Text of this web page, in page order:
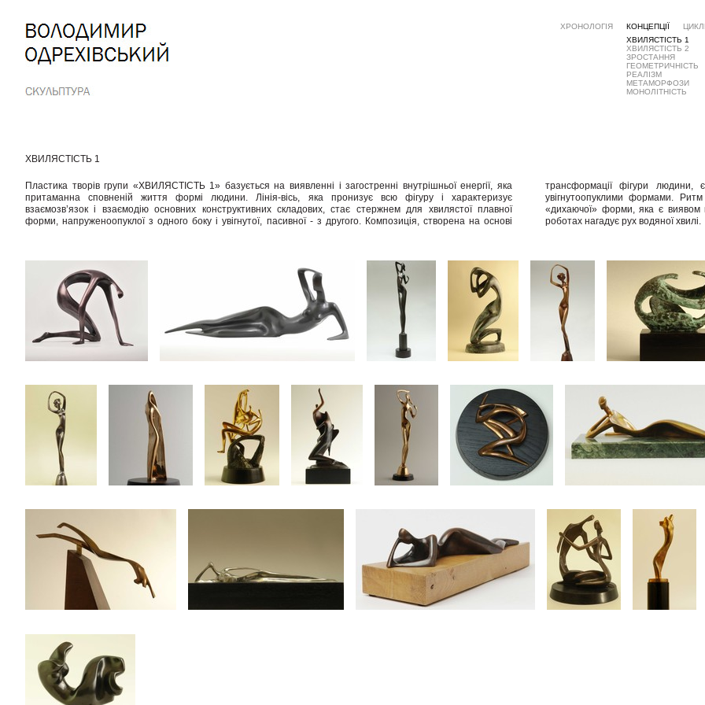
Перейти
до
вмісту.
до
ХРОНОЛОГІЯ
КОНЦЕПЦІЇ
ХВИЛЯСТІСТЬ 1
ХВИЛЯСТІСТЬ 2
ЗРОСТАННЯ
ГЕОМЕТРИЧНІСТЬ
РЕАЛІЗМ
МЕТАМОРФОЗИ
МОНОЛІТНІСТЬ
ХВИЛЯСТІСТЬ 1
Пластика творів групи «ХВИЛЯСТІСТЬ 1» базується на виявленні і загостренні внутрішньої енергії, яка
притаманна сповненій життя формі людини. Лінія-вісь, яка пронизує всю фігуру і характеризує
взаємозв’язок і взаємодію основних конструктивних складових, стає стержнем для хвилястої плавної
форми, напруженоопуклої з одного боку і увігнутої, пасивної - з другого. Композиція, створена на основі
трансформації фігури людини, є трьохмірною, але це лише «натяк» на реальний круглий об’єм
увігнутоопуклими формами. Ритм напруг (актив-пасив) синусоїдальної, органічної, плавної, свого роду
«дихаючої» форми, яка є виявом внутрішньої енергії, створює враження своєрідної пульсації і в деяких
роботах нагадує рух водяної хвилі.